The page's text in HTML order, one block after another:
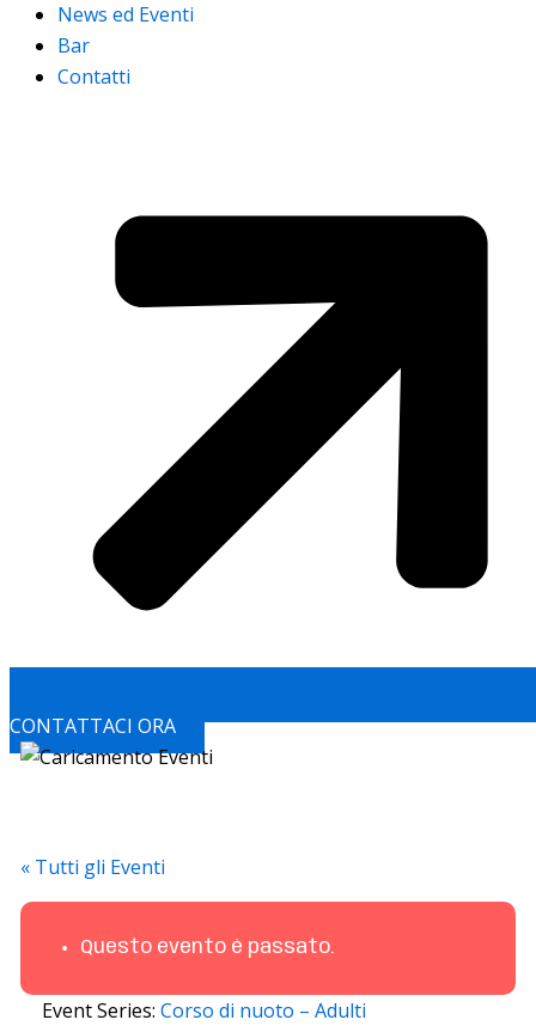
News ed Eventi
Bar
Contatti
CONTATTACI ORA
« Tutti gli Eventi
Questo evento è passato.
Event Series: Corso di nuoto – Adulti